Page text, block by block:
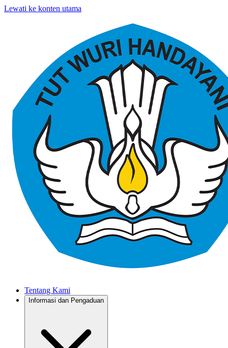
Lewati ke konten utama
Tentang Kami
Informasi dan Pengaduan